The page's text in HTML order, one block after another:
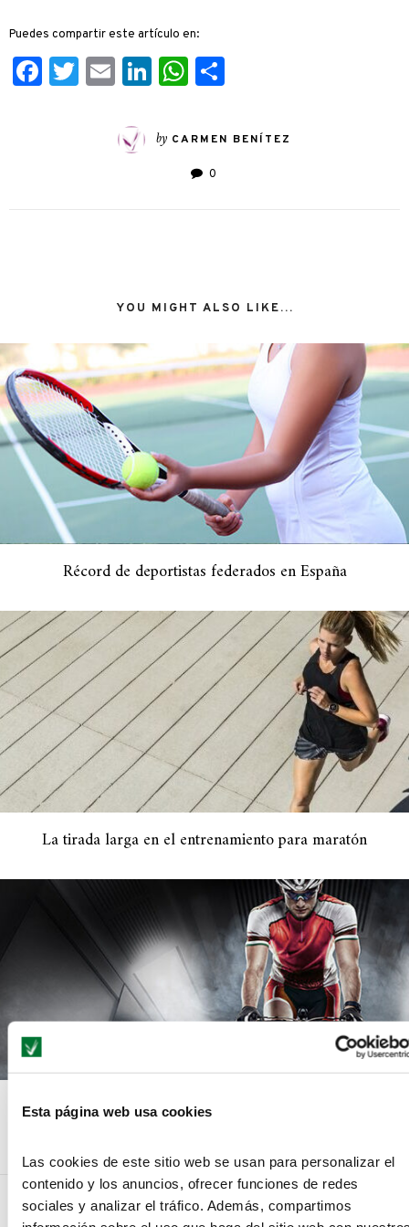
Esta página web usa cookies
Las cookies de este sitio web se usan para personalizar el
contenido y los anuncios, ofrecer funciones de redes
sociales y analizar el tráfico. Además, compartimos
Puedes compartir este artículo en:
Facebook
Twitter
EmailLinkedIn
WhatsApp
by CARMEN BENÍTEZ
0
YOU MIGHT ALSO LIKE...
Récord de deportistas federados en España
La tirada larga en el entrenamiento para maratón
¿Por qué se celebra el Día Mundial de la Bicicleta?